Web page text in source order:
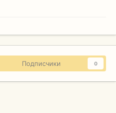
Подписчики 0